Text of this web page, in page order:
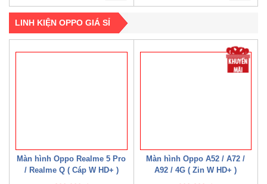
LINH KIỆN OPPO GIÁ SỈ
Màn hình Oppo Realme 5 Pro
/ Realme Q ( Cáp W HD+ )
Màn hình Oppo A52 / A72 /
A92 / 4G ( Zin W HD+ )